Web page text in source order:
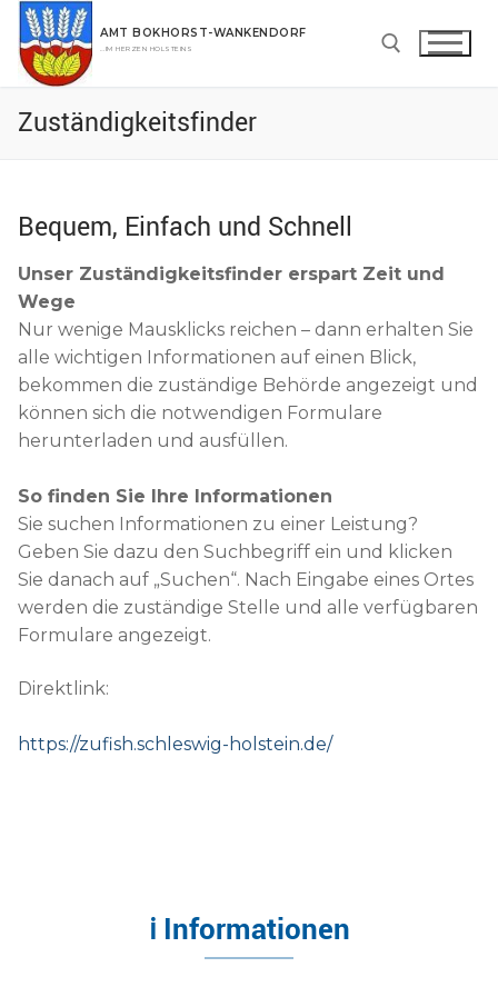
Zum
Inhalt
springen
AMT BOKHORST-WANKENDORF
…IM HERZEN HOLSTEINS
Suchen nach:
Zuständigkeitsfinder
Bequem, Einfach und Schnell
Unser Zuständigkeitsfinder erspart Zeit und
Wege
Nur wenige Mausklicks reichen – dann erhalten Sie
alle wichtigen Informationen auf einen Blick,
bekommen die zuständige Behörde angezeigt und
können sich die notwendigen Formulare
herunterladen und ausfüllen.
So finden Sie Ihre Informationen
Sie suchen Informationen zu einer Leistung?
Geben Sie dazu den Suchbegriff ein und klicken
Sie danach auf „Suchen“. Nach Eingabe eines Ortes
werden die zuständige Stelle und alle verfügbaren
Formulare angezeigt.
Direktlink:
https://zufish.schleswig-holstein.de/
ℹ Informationen